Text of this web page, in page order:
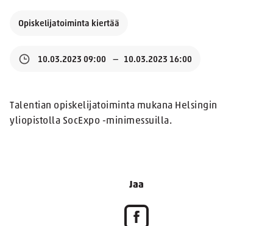
Opiskelijatoiminta kiertää
10.03.2023 09:00 10.03.2023 16:00
Talentian opiskelijatoiminta mukana Helsingin
yliopistolla SocExpo -minimessuilla.
Jaa